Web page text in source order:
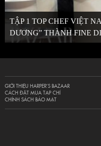
TẬP 1 TOP CHEF VIỆT
DƯƠNG” THÀNH FINE
GIỚI THIỆU HARPER’S BAZAAR
CÁCH ĐẶT MUA TẠP CHÍ
CHÍNH SÁCH BẢO MẬT